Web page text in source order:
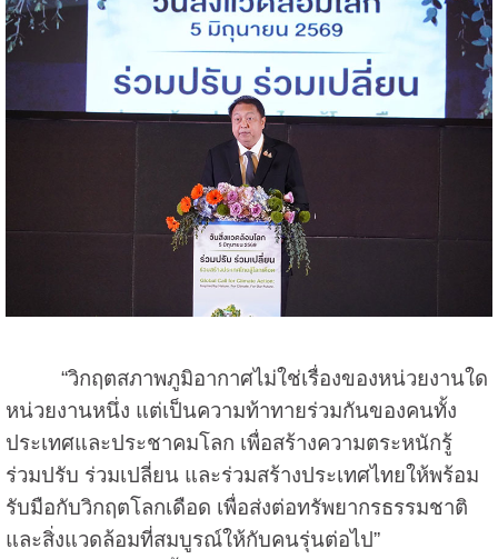
“วิกฤตสภาพภูมิอากาศไม่ใช่เรื่องของหน่วยงานใด
หน่วยงานหนึ่ง แต่เป็นความท้าทายร่วมกันของคนทั้ง
ประเทศและประชาคมโลก เพื่อสร้างความตระหนักรู้
ร่วมปรับ ร่วมเปลี่ยน และร่วมสร้างประเทศไทยให้พร้อม
รับมือกับวิกฤตโลกเดือด เพื่อส่งต่อทรัพยากรธรรมชาติ
และสิ่งแวดล้อมที่สมบูรณ์ให้กับคนรุ่นต่อไป”